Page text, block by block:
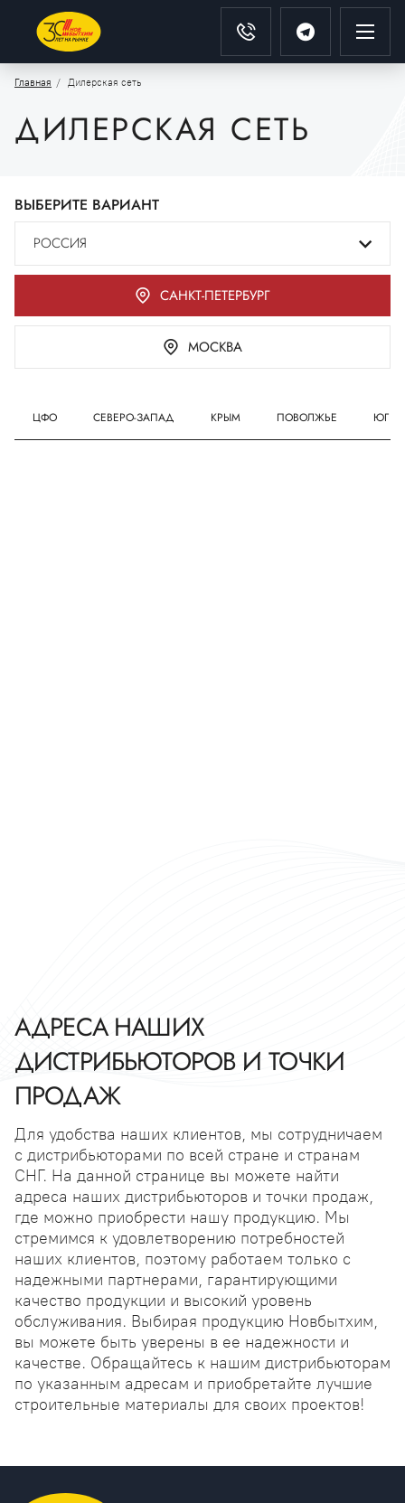
Главная Дилерская сеть
ДИЛЕРСКАЯ СЕТЬ
ВЫБЕРИТЕ ВАРИАНТ
РОССИЯ
САНКТ-ПЕТЕРБУРГ
МОСКВА
ЦФО СЕВЕРО-ЗАПАД КРЫМ ПОВОЛЖЬЕ ЮГ
АДРЕСА НАШИХ
ДИСТРИБЬЮТОРОВ И ТОЧКИ
ПРОДАЖ
Для удобства наших клиентов, мы сотрудничаем
с дистрибьюторами по всей стране и странам
СНГ. На данной странице вы можете найти
адреса наших дистрибьюторов и точки продаж,
где можно приобрести нашу продукцию. Мы
стремимся к удовлетворению потребностей
наших клиентов, поэтому работаем только с
надежными партнерами, гарантирующими
качество продукции и высокий уровень
обслуживания. Выбирая продукцию Новбытхим,
вы можете быть уверены в ее надежности и
качестве. Обращайтесь к нашим дистрибьюторам
по указанным адресам и приобретайте лучшие
строительные материалы для своих проектов!